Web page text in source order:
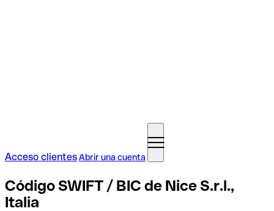
Acceso clientesAbrir una cuenta
Código SWIFT / BIC de Nice S.r.l.,
Italia